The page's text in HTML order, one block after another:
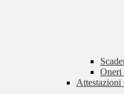
Oneri
Attestazioni